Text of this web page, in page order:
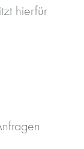
hierfür